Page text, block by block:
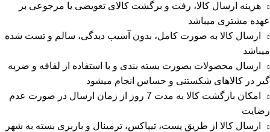
هزینه ارسال کالا، رفت و برگشت کالای تعویضی یا مرجوعی بر
عهده مشتری میباشد
ارسال کالا به صورت کامل، بدون آسیب دیدگی، سالم و تست شده
میباشد
ارسال محصولات بصورت بسته بندی و با استفاده از لفافه و ضربه
گیر در کالاهای شکستنی و حساس انجام میشود
امکان بازگشت کالا به مدت 7 روز از زمان ارسال در صورت عدم
رضایت
ارسال کالا از طریق پست، تیپاکس، ترمینال و باربری بسته به شهر